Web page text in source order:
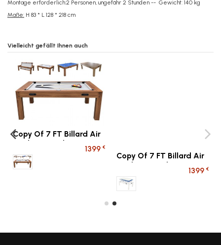
Montage erforderlich:2 Personen, ungefähr 2 Stunden -- Gewicht: 140 kg
Maße: H 83 * L 128 * 218 cm
Vielleicht gefällt Ihnen auch
Copy Of 7 FT Billard Air
Hockey - Tischtennis -
Mehrspieltisch
1399 €
Multi jeux BOIS
Mehrspieltisch
Multi jeux BLANC